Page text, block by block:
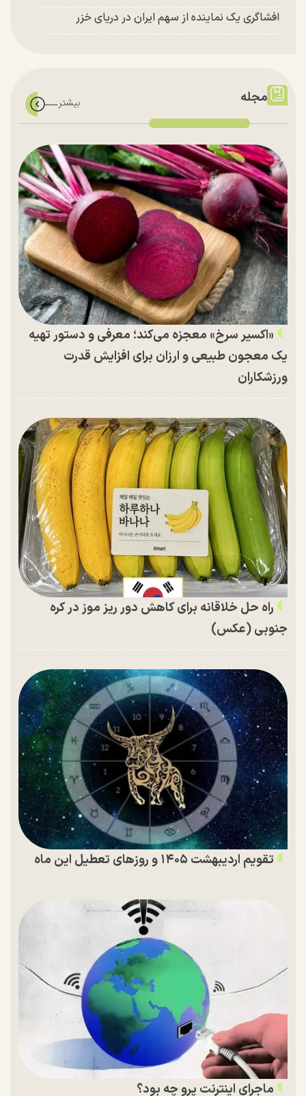
افشاگری یک نماینده از سهم ایران در دریای خزر
مجله
«اکسیر سرخ» معجزه می‌کند؛ معرفی و دستور تهیه
یک معجون طبیعی و ارزان برای افزایش قدرت
ورزشکاران
راه حل خلاقانه برای کاهش دور ریز موز در کره
جنوبی (عکس)
تقویم اردیبهشت ۱۴۰۵ و روز‌های تعطیل این ماه
ماجرای اینترنت پرو چه بود؟